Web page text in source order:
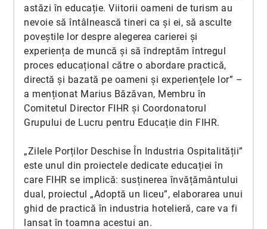
astăzi în educație. Viitorii oameni de turism au
nevoie să întâlnească tineri ca și ei, să asculte
poveștile lor despre alegerea carierei și
experiența de muncă și să îndreptăm întregul
proces educațional către o abordare practică,
directă și bazată pe oameni și experiențele lor” –
a menționat Marius Băzăvan, Membru în
Comitetul Director FIHR și Coordonatorul
Grupului de Lucru pentru Educație din FIHR.
„Zilele Porților Deschise În Industria Ospitalității”
este unul din proiectele dedicate educației în
care FIHR se implică: susținerea învățământului
dual, proiectul „Adoptă un liceu”, elaborarea unui
ghid de practică în industria hotelieră, care va fi
lansat în toamna acestui an.